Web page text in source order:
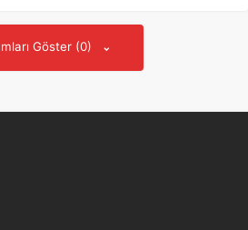
Göster (0)